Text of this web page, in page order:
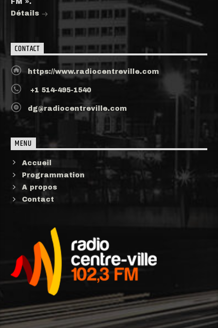
FM ».
Détails
CONTACT
https://www.radiocentreville.com
+1 514-495-1540
dg@radiocentreville.com
MENU
Accueil
Programmation
A propos
Contact